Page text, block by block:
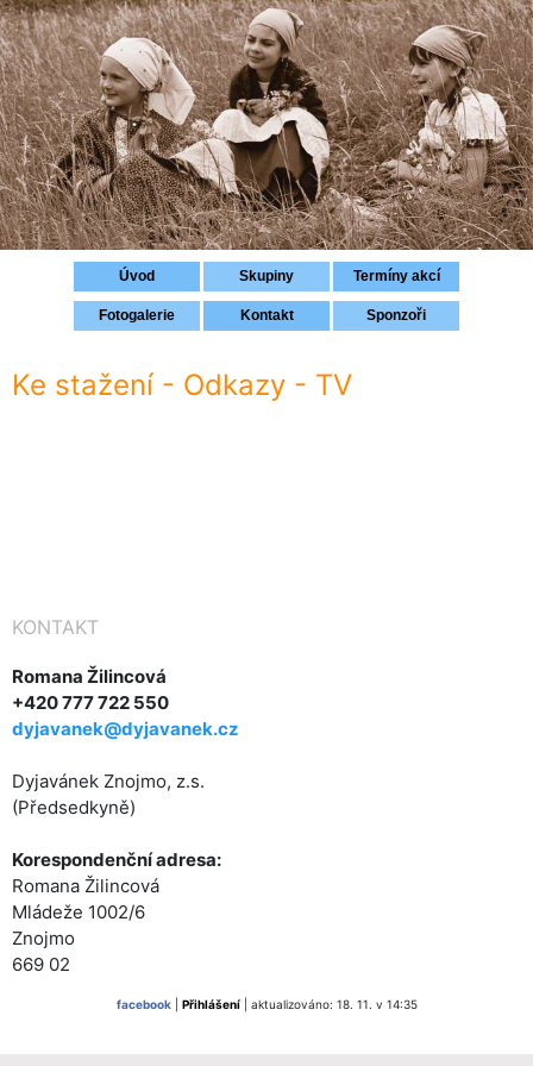
Přihlášení
Úvod Skupiny Termíny akcí
Fotogalerie Kontakt Sponzoři
Ke stažení - Odkazy - TV
KONTAKT
Romana Žilincová
+420 777 722 550
dyjavanek@dyjavanek.cz
Dyjavánek Znojmo, z.s.
(Předsedkyně)
Korespondenční adresa:
Romana Žilincová
Mládeže 1002/6
Znojmo
669 02
facebook| Přihlášení| aktualizováno: 18. 11. v 14:35